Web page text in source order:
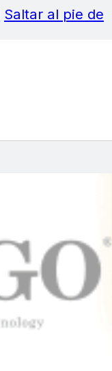
Saltar al pie de